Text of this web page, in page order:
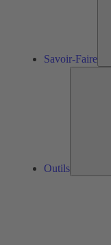
Savoir-Faire
Outils